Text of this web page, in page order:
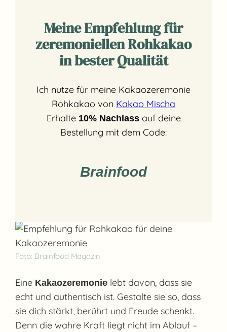
Meine Empfehlung für
zeremoniellen Rohkakao
in bester Qualität
Ich nutze für meine Kakaozeremonie
Rohkakao von Kakao Mischa
Erhalte 10% Nachlassauf deine
Bestellung mit dem Code:
Brainfood
Foto: Brainfood Magazin
Eine Kakaozeremonie lebt davon, dass sie
echt und authentisch ist. Gestalte sie so, dass
sie dich stärkt, berührt und Freude schenkt.
Denn die wahre Kraft liegt nicht im Ablauf –